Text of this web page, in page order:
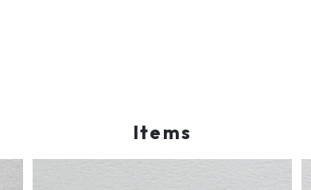
Items